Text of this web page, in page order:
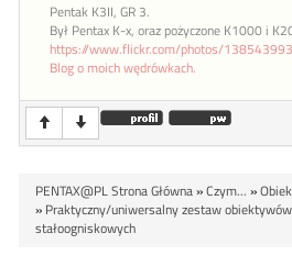
Pentak K3II, GR 3.
Był Pentax K-x, oraz pożyczone K1000 i
https://www.flickr.com/photos/
Blog o moich wędrówkach.
PENTAX@PL Strona Główna»Czym... »
» Praktyczny/uniwersalny zestaw obiektywów
stałoogniskowych